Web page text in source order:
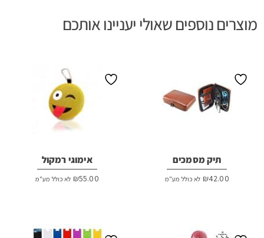
מוצרים נוספים שאולי יעניינו אותכם
תיק מסמכים
₪42.00 לא כולל מע"מ
אימוגי רמקול
₪55.00 לא כולל מע"מ